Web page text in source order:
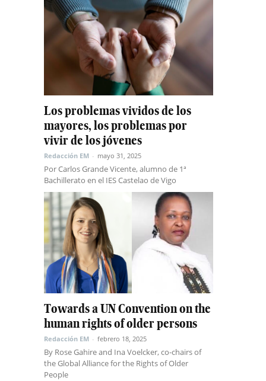
Los problemas vividos de los
mayores, los problemas por
vivir de los jóvenes
Redacción EM - mayo 31, 2025
Por Carlos Grande Vicente, alumno de 1ª
Bachillerato en el IES Castelao de Vigo
Towards a UN Convention on the
human rights of older persons
Redacción EM - febrero 18, 2025
By Rose Gahire and Ina Voelcker, co-chairs of
the Global Alliance for the Rights of Older
People